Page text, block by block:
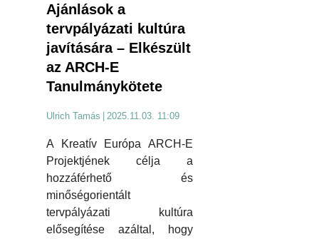
Ajánlások a
tervpályázati kultúra
javítására – Elkészült
az ARCH-E
Tanulmánykötete
Ulrich Tamás | 2025.11.03. 11:09
A Kreatív Európa ARCH-E
Projektjének célja a
hozzáférhető és
minőségorientált
tervpályázati kultúra
elősegítése azáltal, hogy